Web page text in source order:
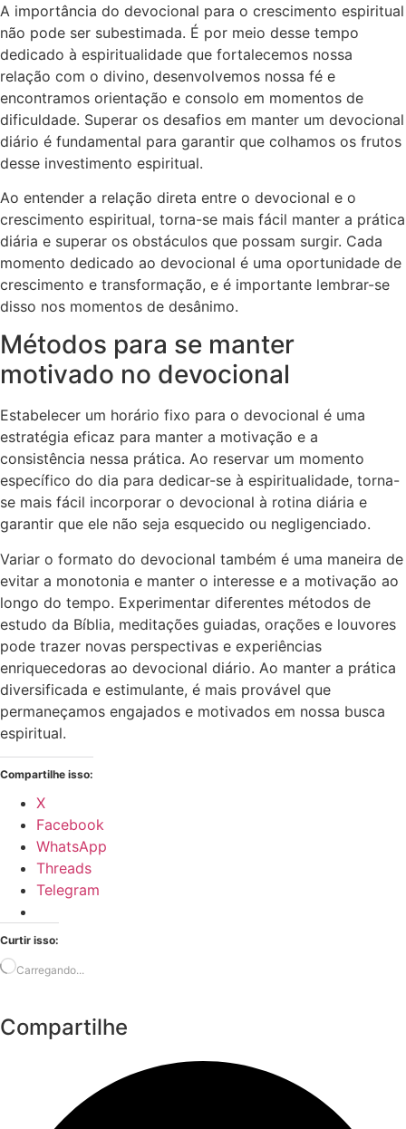
A importância do devocional para o crescimento espiritual
não pode ser subestimada. É por meio desse tempo
dedicado à espiritualidade que fortalecemos nossa
relação com o divino, desenvolvemos nossa fé e
encontramos orientação e consolo em momentos de
dificuldade. Superar os desafios em manter um devocional
diário é fundamental para garantir que colhamos os frutos
desse investimento espiritual.
Ao entender a relação direta entre o devocional e o
crescimento espiritual, torna-se mais fácil manter a prática
diária e superar os obstáculos que possam surgir. Cada
momento dedicado ao devocional é uma oportunidade de
crescimento e transformação, e é importante lembrar-se
disso nos momentos de desânimo.
Métodos para se manter
motivado no devocional
Estabelecer um horário fixo para o devocional é uma
estratégia eficaz para manter a motivação e a
consistência nessa prática. Ao reservar um momento
específico do dia para dedicar-se à espiritualidade, torna-
se mais fácil incorporar o devocional à rotina diária e
garantir que ele não seja esquecido ou negligenciado.
Variar o formato do devocional também é uma maneira de
evitar a monotonia e manter o interesse e a motivação ao
longo do tempo. Experimentar diferentes métodos de
estudo da Bíblia, meditações guiadas, orações e louvores
pode trazer novas perspectivas e experiências
enriquecedoras ao devocional diário. Ao manter a prática
diversificada e estimulante, é mais provável que
permaneçamos engajados e motivados em nossa busca
espiritual.
Compartilhe isso:
X
Facebook
WhatsApp
Threads
Telegram
Curtir isso:
Carregando...
Compartilhe